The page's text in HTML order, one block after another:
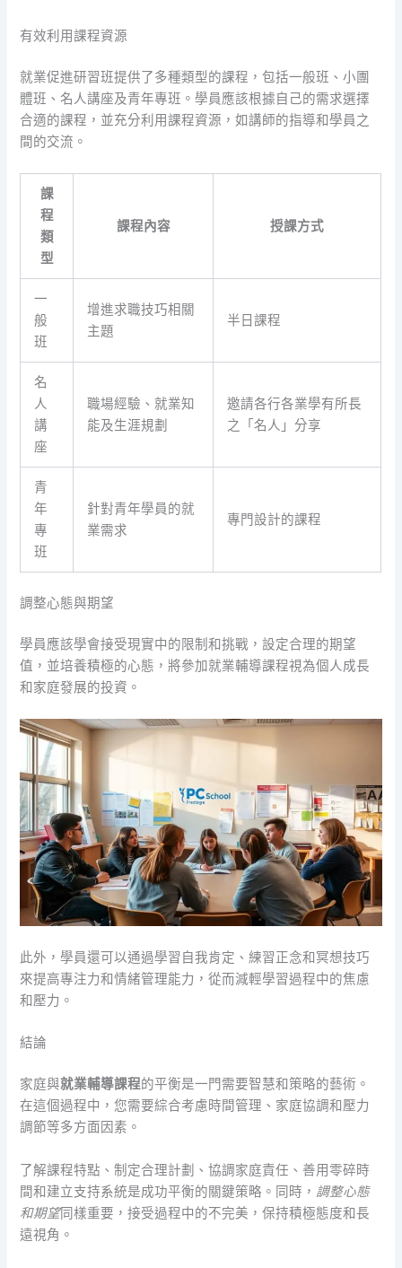
有效利用課程資源
就業促進研習班提供了多種類型的課程，包括一般班、小團
體班、名人講座及青年專班。學員應該根據自己的需求選擇
合適的課程，並充分利用課程資源，如講師的指導和學員之
間的交流。
課
程
類
型
課程內容 授課方式
一
般
班
增進求職技巧相關
主題
半日課程
名
人
講
座
職場經驗、就業知
能及生涯規劃
邀請各行各業學有所長
之「名人」分享
青
年
專
班
針對青年學員的就
業需求
專門設計的課程
調整心態與期望
學員應該學會接受現實中的限制和挑戰，設定合理的期望
值，並培養積極的心態，將參加就業輔導課程視為個人成長
和家庭發展的投資。
此外，學員還可以通過學習自我肯定、練習正念和冥想技巧
來提高專注力和情緒管理能力，從而減輕學習過程中的焦慮
和壓力。
結論
家庭與就業輔導課程的平衡是一門需要智慧和策略的藝術。
在這個過程中，您需要綜合考慮時間管理、家庭協調和壓力
調節等多方面因素。
了解課程特點、制定合理計劃、協調家庭責任、善用零碎時
間和建立支持系統是成功平衡的關鍵策略。同時， 調整心態
和期望同樣重要，接受過程中的不完美，保持積極態度和長
遠視角。